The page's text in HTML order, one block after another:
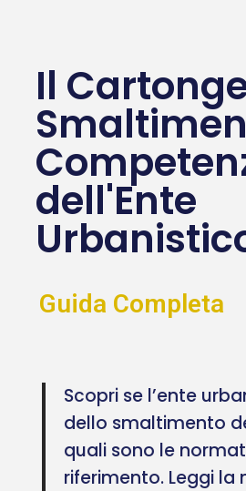
Il
dell'Ente
Guida Completa
Scopri se l’ente
dello smaltimento
quali sono le
riferimento. Leggi la